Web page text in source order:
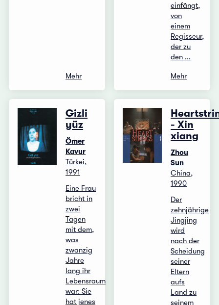
Mehr
einfängt,
von
einem
Regisseur,
der zu
den ...
Mehr
Gizli
yüz
Ömer
Kavur
Türkei,
1991
Eine Frau
bricht in
zwei
Tagen
mit dem,
was
zwanzig
Jahre
lang ihr
Lebensraum
war: Sie
hat jenes
- Xin
xiang
Zhou
Sun
China,
1990
Der
zehnjährige
Jingjing
wird
nach der
Scheidung
seiner
Eltern
aufs
Land zu
seinem